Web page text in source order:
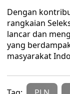
Dengan
rangkaian
lancar dan
yang
masyarakat